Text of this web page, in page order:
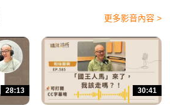
更多影音內容 >
28:13 30:41